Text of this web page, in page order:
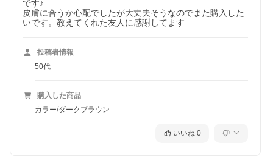
です♪
皮膚に合うか心配でしたが大丈夫そうなのでまた購入した
いです。教えてくれた友人に感謝してます
投稿者情報
50代
購入した商品
カラー/ダークブラウン
いいね 0